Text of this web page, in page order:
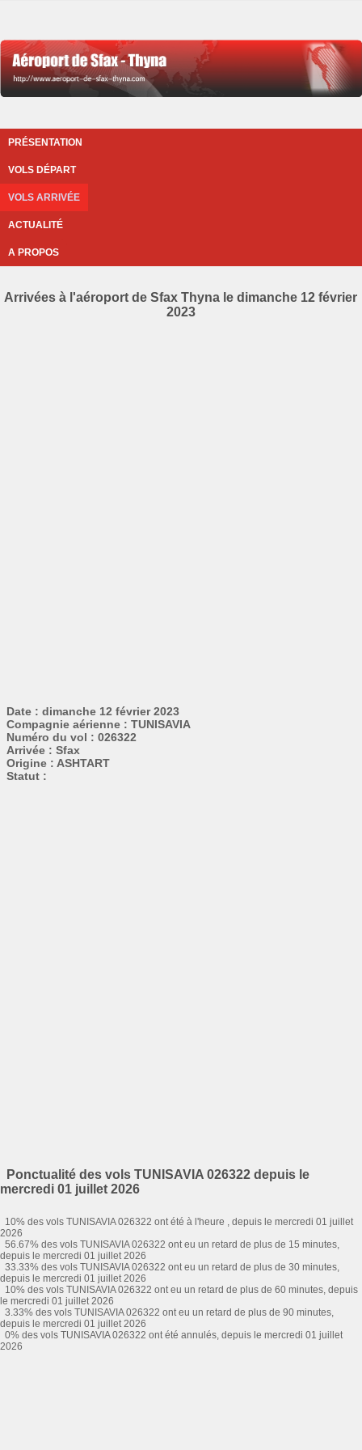
PRÉSENTATION
VOLS DÉPART
VOLS ARRIVÉE
ACTUALITÉ
A PROPOS
Arrivées à l'aéroport de Sfax Thyna le dimanche 12 février
2023
Date : dimanche 12 février 2023
Compagnie aérienne : TUNISAVIA
Numéro du vol : 026322
Arrivée : Sfax
Origine : ASHTART
Statut :
Ponctualité des vols TUNISAVIA 026322 depuis le
mercredi 01 juillet 2026
10% des vols TUNISAVIA 026322 ont été à l'heure , depuis le mercredi 01 juillet
2026
56.67% des vols TUNISAVIA 026322 ont eu un retard de plus de 15 minutes,
depuis le mercredi 01 juillet 2026
33.33% des vols TUNISAVIA 026322 ont eu un retard de plus de 30 minutes,
depuis le mercredi 01 juillet 2026
10% des vols TUNISAVIA 026322 ont eu un retard de plus de 60 minutes, depuis
le mercredi 01 juillet 2026
3.33% des vols TUNISAVIA 026322 ont eu un retard de plus de 90 minutes,
depuis le mercredi 01 juillet 2026
0% des vols TUNISAVIA 026322 ont été annulés, depuis le mercredi 01 juillet
2026